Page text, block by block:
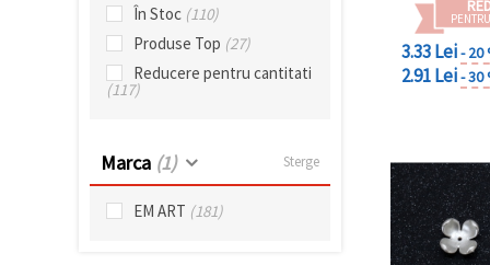
În Stoc (110)
Produse Top (27)
Reducere pentru cantitati
(117)
Marca (1) Sterge
EM ART (181)
3.33 Lei- 20
2.91 Lei- 30